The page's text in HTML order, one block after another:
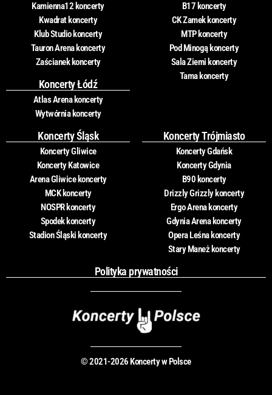
Kamienna12 koncerty
Kwadrat koncerty
Klub Studio koncerty
Tauron Arena koncerty
Zaścianek koncerty
Koncerty Łódź
Atlas Arena koncerty
Wytwórnia koncerty
B17 koncerty
CK Zamek koncerty
MTP koncerty
Pod Minogą koncerty
Sala Ziemi koncerty
Tama koncerty
Koncerty Śląsk
Koncerty Gliwice
Koncerty Katowice
Arena Gliwice koncerty
MCK koncerty
NOSPR koncerty
Spodek koncerty
Stadion Śląski koncerty
Koncerty Trójmiasto
Koncerty Gdańsk
Koncerty Gdynia
B90 koncerty
Drizzly Grizzly koncerty
Ergo Arena koncerty
Gdynia Arena koncerty
Opera Leśna koncerty
Stary Maneż koncerty
Polityka prywatności
© 2021-2026 Koncerty w Polsce